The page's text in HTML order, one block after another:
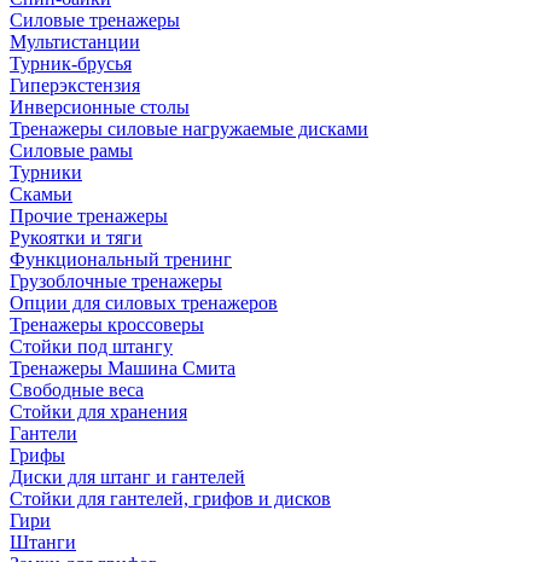
Силовые тренажеры
Мультистанции
Турник-брусья
Гиперэкстензия
Инверсионные столы
Тренажеры силовые нагружаемые дисками
Силовые рамы
Турники
Скамьи
Прочие тренажеры
Рукоятки и тяги
Функциональный тренинг
Грузоблочные тренажеры
Опции для силовых тренажеров
Тренажеры кроссоверы
Стойки под штангу
Тренажеры Машина Смита
Свободные веса
Стойки для хранения
Гантели
Грифы
Диски для штанг и гантелей
Стойки для гантелей, грифов и дисков
Гири
Штанги